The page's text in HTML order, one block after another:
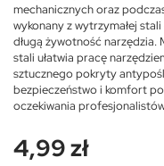
mechanicznych oraz
wykonany z wytrzymałej
długą żywotność narzędzia.
stali ułatwia pracę
sztucznego pokryty
bezpieczeństwo i komfort
oczekiwania
4,99 zł